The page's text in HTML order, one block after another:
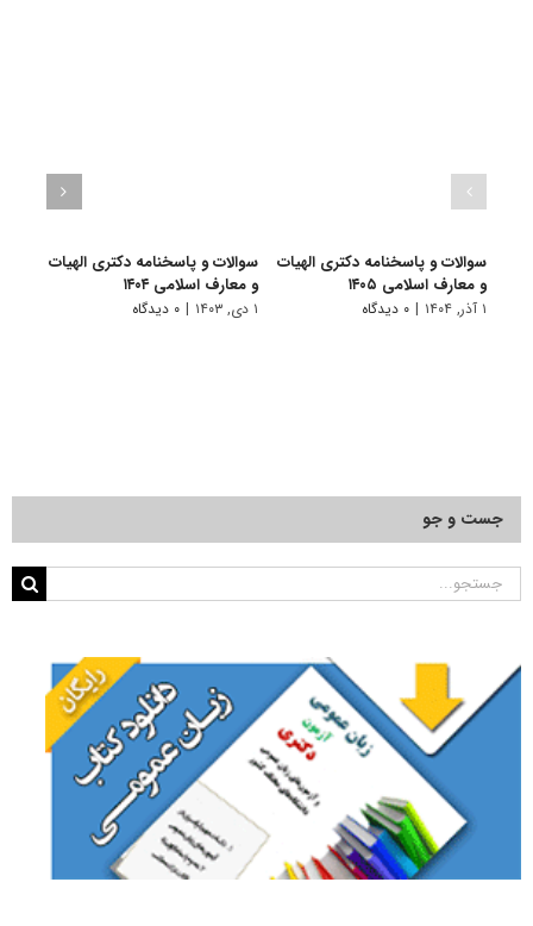
سوالات و پاسخنامه دکتری الهیات
و معارف اسلامی ۱۴۰۵
۱ آذر, ۱۴۰۴ | ۰ دیدگاه
سوالات و پاسخنامه دکتری الهیات
و معارف اسلامی ۱۴۰۴
۱ دی, ۱۴۰۳ | ۰ دیدگاه
جست و جو
جستجو